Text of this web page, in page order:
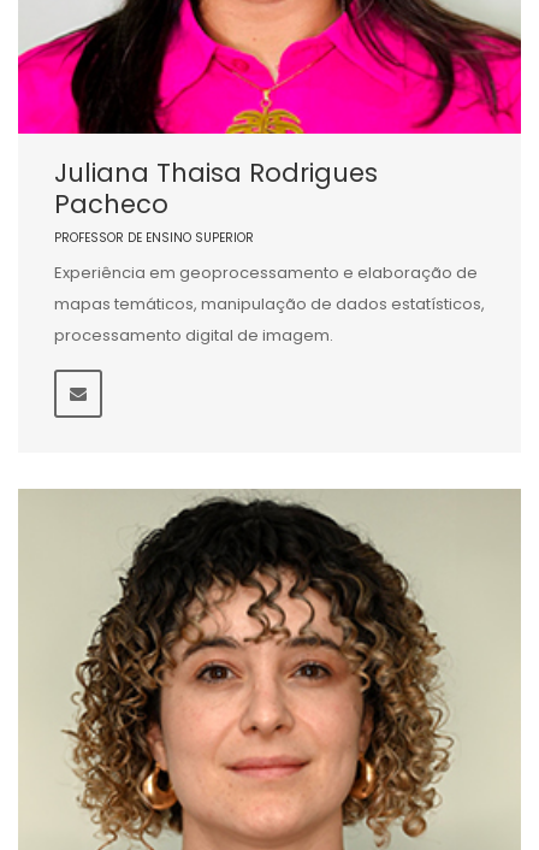
Juliana Thaisa Rodrigues
Pacheco
PROFESSOR DE ENSINO SUPERIOR
Experiência em geoprocessamento e elaboração de
mapas temáticos, manipulação de dados estatísticos,
processamento digital de imagem.